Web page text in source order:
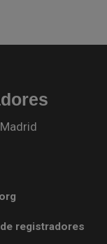
registradores